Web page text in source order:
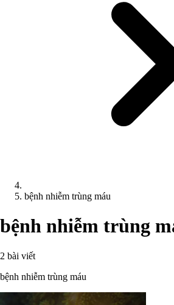
bệnh nhiễm trùng máu
bệnh nhiễm trùng
2 bài viết
bệnh nhiễm trùng máu